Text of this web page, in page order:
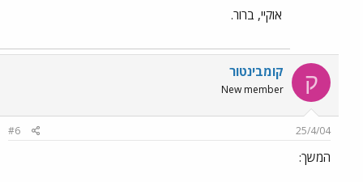
אוקיי, ברור.
ק קומבינטור
New member
25/4/04
#6
המשך: